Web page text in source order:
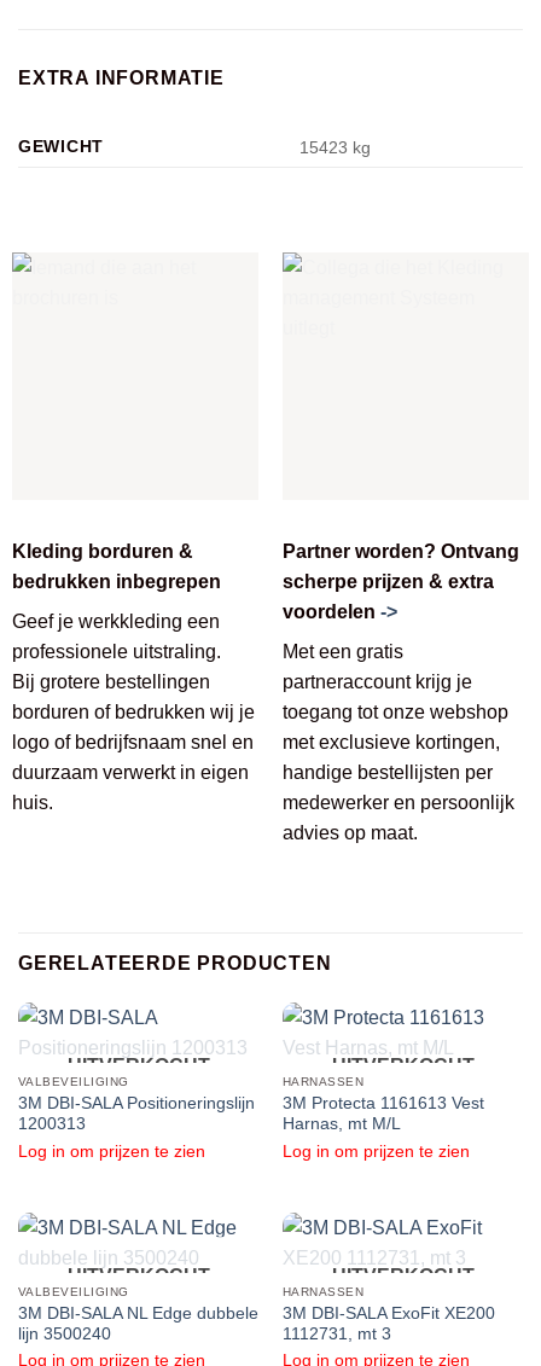
EXTRA INFORMATIE
GEWICHT 15423 kg
Kleding borduren &
bedrukken inbegrepen
Geef je werkkleding een
professionele uitstraling.
Bij grotere bestellingen
borduren of bedrukken wij je
logo of bedrijfsnaam snel en
duurzaam verwerkt in eigen
huis.
Partner worden? Ontvang
scherpe prijzen & extra
voordelen ->
Met een gratis
partneraccount krijg je
toegang tot onze webshop
met exclusieve kortingen,
handige bestellijsten per
medewerker en persoonlijk
advies op maat.
GERELATEERDE PRODUCTEN
UITVERKOCHT
VALBEVEILIGING
3M DBI-SALA Positioneringslijn
1200313
Log in om prijzen te zien
UITVERKOCHT
HARNASSEN
3M Protecta 1161613 Vest
Harnas, mt M/L
Log in om prijzen te zien
UITVERKOCHT
VALBEVEILIGING
3M DBI-SALA NL Edge dubbele
lijn 3500240
Log in om prijzen te zien
UITVERKOCHT
HARNASSEN
3M DBI-SALA ExoFit XE200
1112731, mt 3
Log in om prijzen te zien